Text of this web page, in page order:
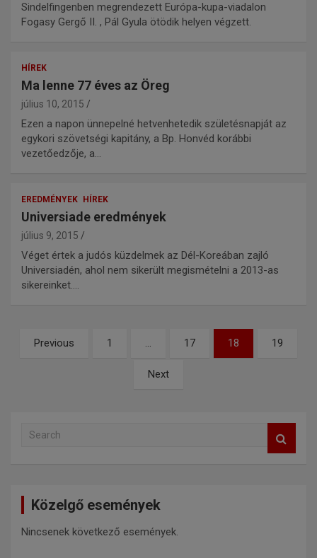
Sindelfingenben megrendezett Európa-kupa-viadalon
Fogasy Gergő II. , Pál Gyula ötödik helyen végzett.
HÍREK
Ma lenne 77 éves az Öreg
július 10, 2015
Ezen a napon ünnepelné hetvenhetedik születésnapját az
egykori szövetségi kapitány, a Bp. Honvéd korábbi
vezetőedzője, a…
EREDMÉNYEK HÍREK
Universiade eredmények
július 9, 2015
Véget értek a judós küzdelmek az Dél-Koreában zajló
Universiadén, ahol nem sikerült megismételni a 2013-as
sikereinket.…
Previous 1 … 17 18 19
Next
Közelgő események
Nincsenek következő események.